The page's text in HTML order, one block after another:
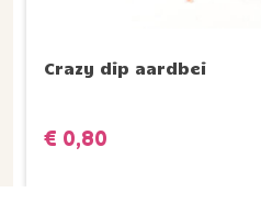
Crazy dip aardbei
€ 0,80